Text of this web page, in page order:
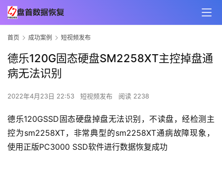
首页 成功案例 短视频发布
德乐120G固态硬盘SM2258XT主控掉盘通
病无法识别
2022年4月23日 22:53 短视频发布 阅读 2238
德乐120GSSD固态硬盘掉盘无法识别，不读盘，经检测主
控为sm2258XT，非常典型的sm2258XT通病故障现象，
使用正版PC3000 SSD软件进行数据恢复成功